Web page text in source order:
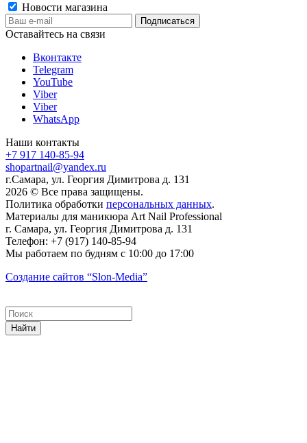
Новости магазина
Оставайтесь на связи
Вконтакте
Telegram
YouTube
Viber
Viber
WhatsApp
Наши контакты
+7 917 140-85-94
shopartnail@yandex.ru
г.Самара, ул. Георгия Димитрова д. 131
2026 © Все права защищены.
Политика обработки персональных данных.
Материалы для маникюра Art Nail Professional
г. Самара, ул. Георгия Димитрова д. 131
Телефон: +7 (917) 140-85-94
Мы работаем по будням с 10:00 до 17:00
Создание сайтов “Slon-Media”
Найти